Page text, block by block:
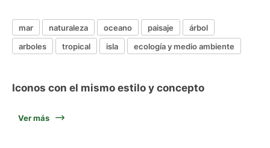
mar naturaleza oceano paisaje
árbol
arboles
tropical isla ecología y medio ambiente
Iconos con el mismo estilo y concepto
Ver más